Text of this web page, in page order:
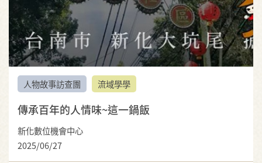
人物故事訪查團 流域學學
傳承百年的人情味~這一鍋飯
新化數位機會中心
2025/06/27